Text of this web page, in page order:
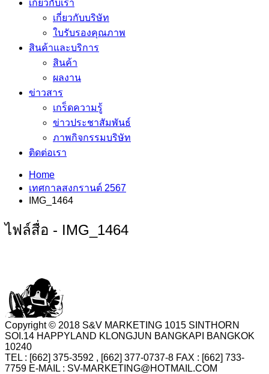
เกี่ยวกับเรา
เกี่ยวกับบริษัท
ใบรับรองคุณภาพ
สินค้าและบริการ
สินค้า
ผลงาน
ข่าวสาร
เกร็ดความรู้
ข่าวประชาสัมพันธ์
ภาพกิจกรรมบริษัท
ติดต่อเรา
Home
เทศกาลสงกรานต์ 2567
IMG_1464
ไฟล์สื่อ - IMG_1464
Copyright © 2018 S&V MARKETING 1015 SINTHORN
SOI.14 HAPPYLAND KLONGJUN BANGKAPI BANGKOK
10240
TEL : [662] 375-3592 , [662] 377-0737-8 FAX : [662] 733-
7759 E-MAIL : SV-MARKETING@HOTMAIL.COM